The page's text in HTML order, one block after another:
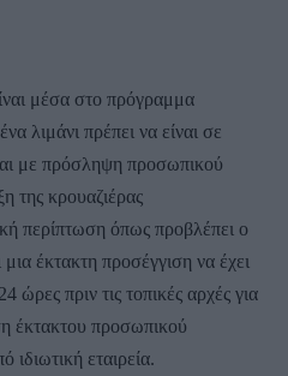
μέσα στο πρόγραμμα
λιμάνι πρέπει να είναι σε
με πρόσληψη προσωπικού
της κρουαζιέρας
περίπτωση όπως προβλέπει ο
έκτακτη προσέγγιση να έχει
ώρες πριν τις τοπικές αρχές για
έκτακτου προσωπικού
ιδιωτική εταιρεία.